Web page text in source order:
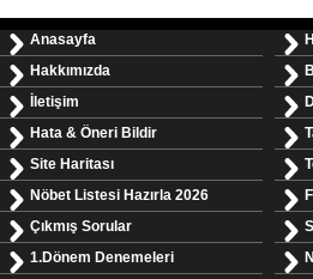
Anasayfa
Hakkımızda
İletişim
Hata & Öneri Bildir
Site Haritası
Nöbet Listesi Hazırla 2026
Çıkmış Sorular
1.Dönem Denemeleri